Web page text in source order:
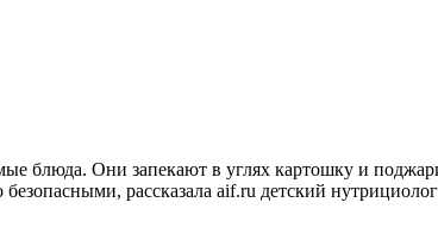
Они запекают в углях картошку и
рассказала aif.ru детский